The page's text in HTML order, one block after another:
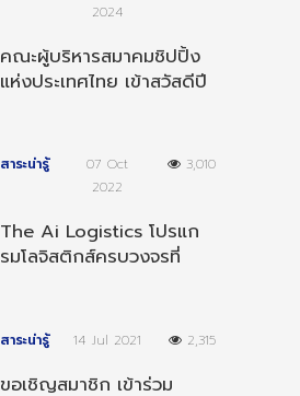
2024
คณะผู้บริหารสมาคมชิปปิ้ง
แห่งประเทศไทย เข้าสวัสดีปี
สาระน่ารู้
07 Oct
2022
3,010
The Ai Logistics โปรแก
รมโลจิสติกส์ครบวงจรที่
สาระน่ารู้ 14 Jul 2021 2,315
ขอเชิญสมาชิก เข้าร่วม